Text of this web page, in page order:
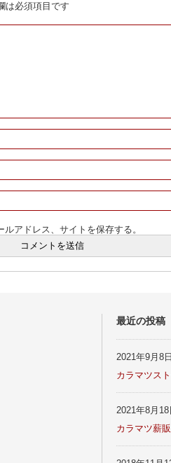
は必須項目です
アドレス、サイトを保存する。
最近の投稿
2021年9月8日
カラマツス
2021年8月18
カラマツ薪